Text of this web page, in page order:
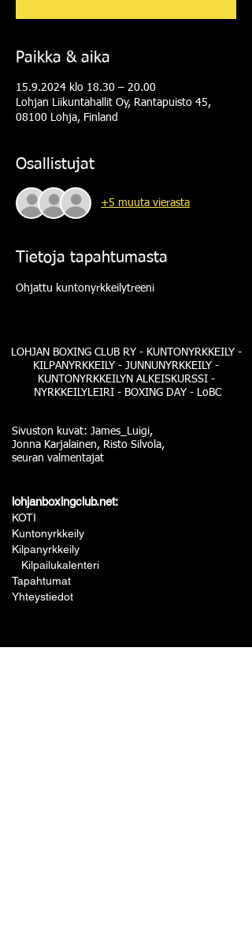
Paikka & aika
15.9.2024 klo 18.30 – 20.00
Lohjan Liikuntahallit Oy, Rantapuisto 45,
08100 Lohja, Finland
Osallistujat
+5 muuta vierasta
Tietoja tapahtumasta
Ohjattu kuntonyrkkeilytreeni
LOHJAN BOXING CLUB RY - KUNTONYRKKEILY -
KILPANYRKKEILY - JUNNUNYRKKEILY -
KUNTONYRKKEILYN ALKEISKURSSI -
NYRKKEILYLEIRI - BOXING DAY - LoBC
Sivuston kuvat: James_Luigi,
Jonna Karjalainen, Risto Silvola,
seuran valmentajat
lohjanboxingclub.net:
KOTI
Kuntonyrkkeily
Kilpanyrkkeily
Kilpailukalenteri
Tapahtumat
Yhteystiedot